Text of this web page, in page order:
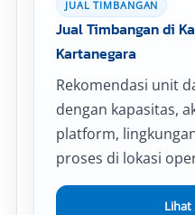
JUAL TIMBANGAN
Jual Timbangan di
Kartanegara
Rekomendasi unit
dengan kapasitas,
platform,
proses di lokasi
Lihat